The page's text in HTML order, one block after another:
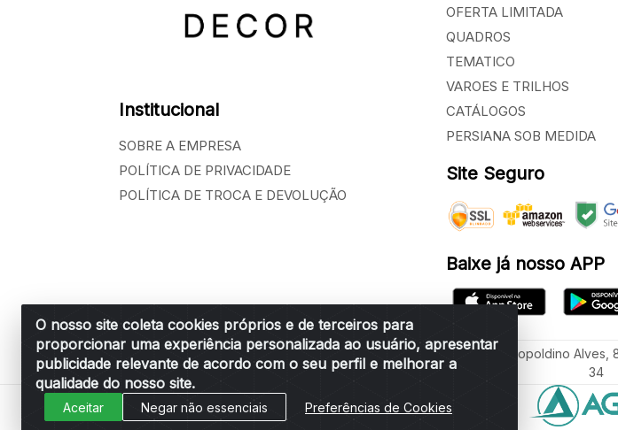
O nosso site coleta cookies próprios e de terceiros para
proporcionar uma experiência personalizada ao usuário, apresentar
publicidade relevante de acordo com o seu perfil e melhorar a
qualidade do nosso site.
Aceitar Negar não essenciais Preferências de Cookies
Institucional
SOBRE A EMPRESA
POLÍTICA DE PRIVACIDADE
POLÍTICA DE TROCA E DEVOLUÇÃO
OFERTA LIMITADA
QUADROS
TEMATICO
VAROES E TRILHOS
CATÁLOGOS
PERSIANA SOB MEDIDA
Site Seguro
Baixe já nosso APP
Belchior Cortinas e Acessórios LTDA - R: Rua Vereador Sérgio Leopoldino
34